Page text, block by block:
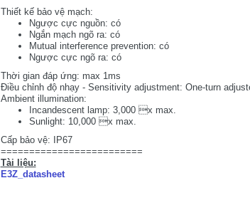
Thiết kế bảo vệ mạch:
Ngược cực nguồn: có
Ngắn mạch ngõ ra: có
Mutual interference prevention: có
Ngược cực ngõ ra: có
Thời gian đáp ứng: max 1ms
Điều chỉnh độ nhạy - Sensitivity adjustment: One-turn
Ambient illumination:
Incandescent lamp: 3,000 x max.
Sunlight: 10,000 x max.
Cấp bảo vệ: IP67
=========================
Tài liệu:
E3Z_datasheet